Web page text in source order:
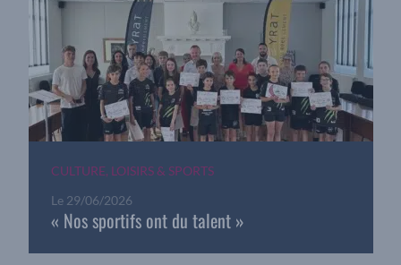
CULTURE, LOISIRS & SPORTS
Le 29/06/2026
« Nos sportifs ont du talent »